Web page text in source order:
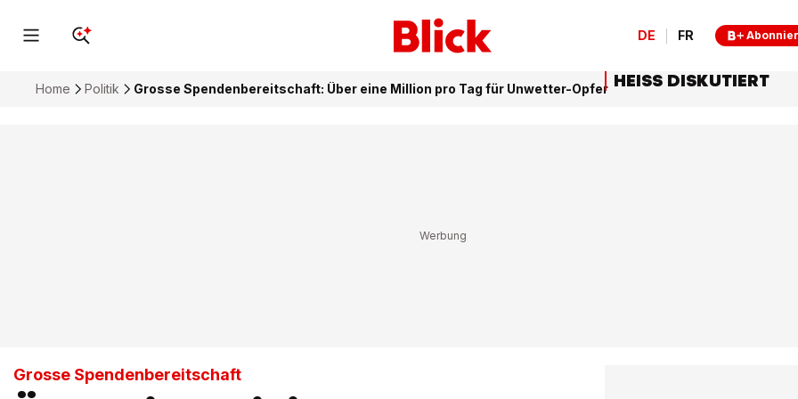
DE FR
Home Politik Grosse Spendenbereitschaft: Über eine Million pro Tag für Unwetter-Opfer
Grosse Spendenbereitschaft
HEISS DISKUTIERT